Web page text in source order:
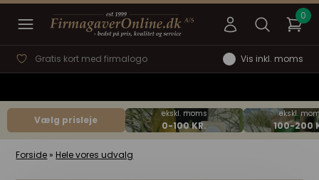
Gratis kort med firmalogo Vis inkl. moms
Vælg prisleje
Forside » Hele vores udvalg